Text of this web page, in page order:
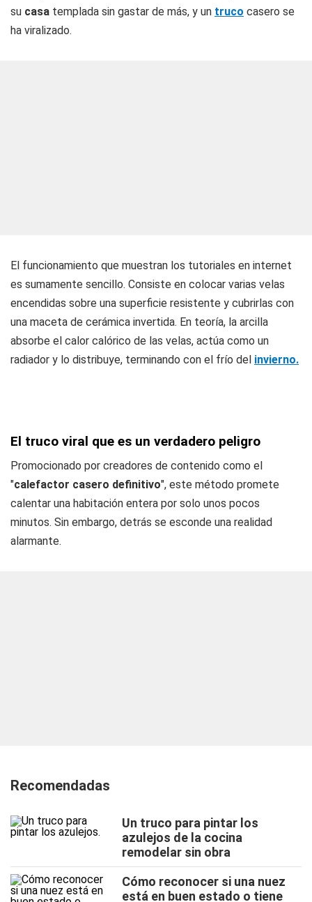
su casa templada sin gastar de más, y un truco casero se
ha viralizado.
El funcionamiento que muestran los tutoriales en internet
es sumamente sencillo. Consiste en colocar varias velas
encendidas sobre una superficie resistente y cubrirlas con
una maceta de cerámica invertida. En teoría, la arcilla
absorbe el calor calórico de las velas, actúa como un
radiador y lo distribuye, terminando con el frío del invierno.
El truco viral que es un verdadero peligro
Promocionado por creadores de contenido como el
"calefactor casero definitivo", este método promete
calentar una habitación entera por solo unos pocos
minutos. Sin embargo, detrás se esconde una realidad
alarmante.
Recomendadas
Un truco para pintar los
azulejos de la cocina
remodelar sin obra
Cómo reconocer si una nuez
está en buen estado o tiene